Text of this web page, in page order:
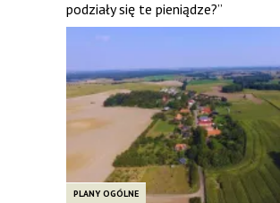
podziały się te pieniądze?”
PLANY OGÓLNE